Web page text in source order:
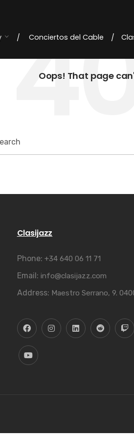
Conciertos del Cable
Oops! That page
Clasijazz
Phone: +34 640 06 11 71
Email: info@clasijazz.com
Address: Maestro Serrano, 9.